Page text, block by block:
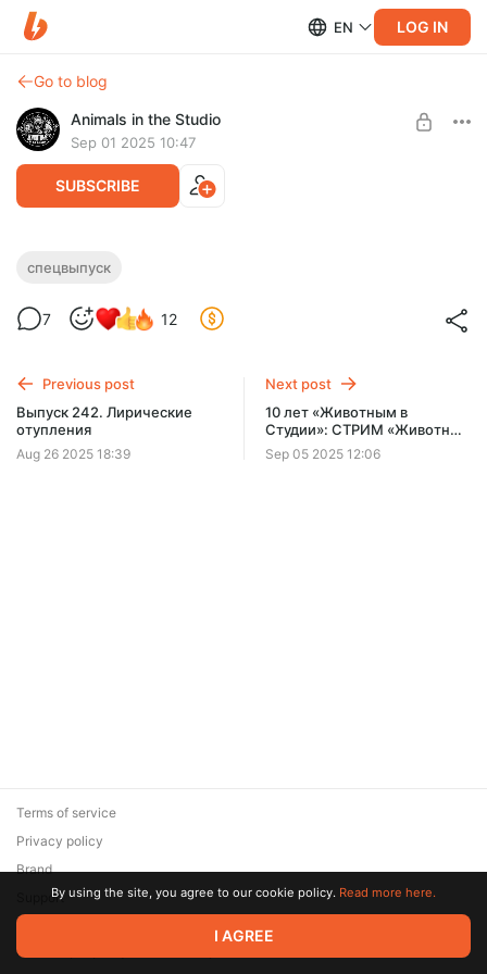
EN LOG IN
Go to blog
Animals in the Studio
Sep 01 2025 10:47
SUBSCRIBE
Спецвыпуск 77. Непопулярные мнения
Оценка непопулярных мнений слушателей с учетом всех
Сверхважная Персона
спецвыпуск
7 12
Previous post
Выпуск 242. Лирические
отупления
Aug 26 2025 18:39
Next post
10 лет «Животным в
Студии»: СТРИМ «Животный
Час» и СХОДКА слушателей
Sep 05 2025 12:06
© 2026 Zaya Solutions Limited. All rights reserved. All trademarks
are the property of their respective owners.
Terms of service
Privacy policy
Brand
SupportBy using the site, you agree to our cookie policy. Read more here.
I AGREE